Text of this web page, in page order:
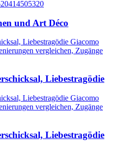
und Art Déco
Liebestragödie
Liebestragödie